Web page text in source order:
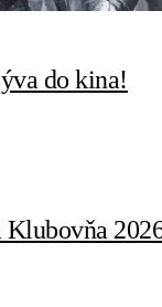
do kina!
Klubovňa